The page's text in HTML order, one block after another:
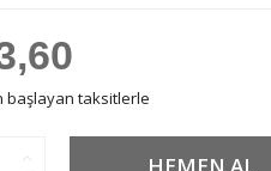
başlayan taksitlerle